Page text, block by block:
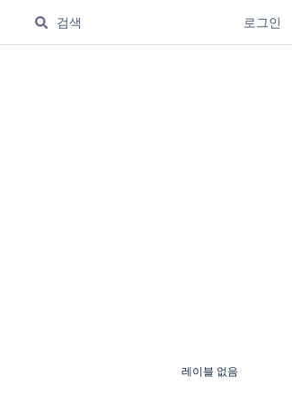
로그인
레이블 없음